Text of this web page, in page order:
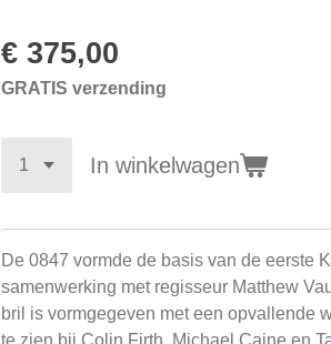
€ 375,00
GRATIS verzending
In winkelwagen
De 0847 vormde de basis van de eerste
samenwerking met regisseur Matthew
bril is vormgegeven met een opvallende
te zien bij Colin Firth, Michael Caine en